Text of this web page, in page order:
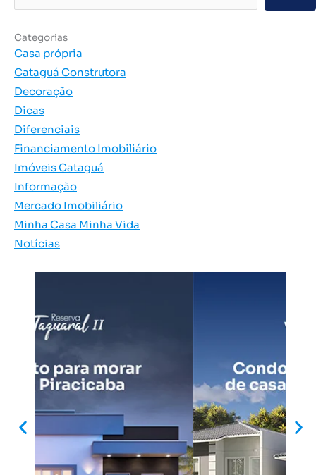
…
Categorias
Casa própria
Cataguá Construtora
Decoração
Dicas
Diferenciais
Financiamento Imobiliário
Imóveis Cataguá
Informação
Mercado Imobiliário
Minha Casa Minha Vida
Notícias